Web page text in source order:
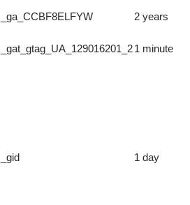
_ga_CCBF8ELFYW 2 years
_gat_gtag_UA_129016201_21 minute
_gid 1 day